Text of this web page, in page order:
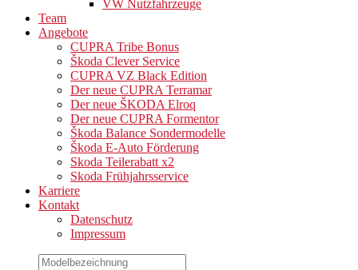
VW Nutzfahrzeuge
Team
Angebote
CUPRA Tribe Bonus
Škoda Clever Service
CUPRA VZ Black Edition
Der neue CUPRA Terramar
Der neue ŠKODA Elroq
Der neue CUPRA Formentor
Škoda Balance Sondermodelle
Škoda E-Auto Förderung
Skoda Teilerabatt x2
Skoda Frühjahrsservice
Karriere
Kontakt
Datenschutz
Impressum